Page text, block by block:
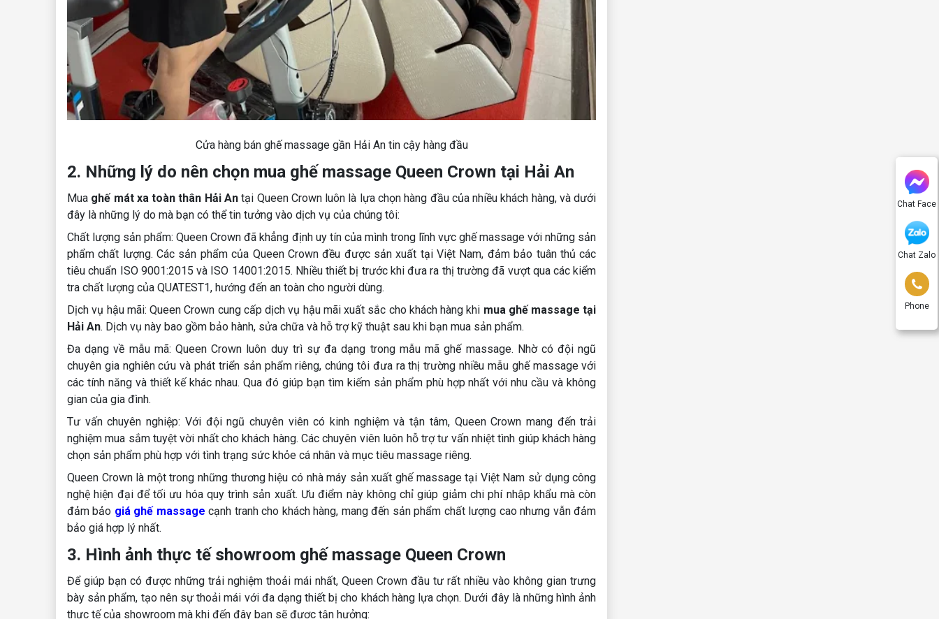
Chat Face
Chat Zalo
Phone
Cửa hàng bán ghế massage gần Hải An tin cậy hàng đầu
2. Những lý do nên chọn mua ghế massage Queen Crown tại Hải An
Mua ghế mát xa toàn thân Hải An tại Queen Crown luôn là lựa chọn hàng đầu của nhiều khách hàng, và dưới
đây là những lý do mà bạn có thể tin tưởng vào dịch vụ của chúng tôi:
Chất lượng sản phẩm: Queen Crown đã khẳng định uy tín của mình trong lĩnh vực ghế massage với những sản
phẩm chất lượng. Các sản phẩm của Queen Crown đều được sản xuất tại Việt Nam, đảm bảo tuân thủ các
tiêu chuẩn ISO 9001:2015 và ISO 14001:2015. Nhiều thiết bị trước khi đưa ra thị trường đã vượt qua các kiểm
tra chất lượng của QUATEST1, hướng đến an toàn cho người dùng.
Dịch vụ hậu mãi: Queen Crown cung cấp dịch vụ hậu mãi xuất sắc cho khách hàng khi mua ghế massage tại
Hải An. Dịch vụ này bao gồm bảo hành, sửa chữa và hỗ trợ kỹ thuật sau khi bạn mua sản phẩm.
Đa dạng về mẫu mã: Queen Crown luôn duy trì sự đa dạng trong mẫu mã ghế massage. Nhờ có đội ngũ
chuyên gia nghiên cứu và phát triển sản phẩm riêng, chúng tôi đưa ra thị trường nhiều mẫu ghế massage với
các tính năng và thiết kế khác nhau. Qua đó giúp bạn tìm kiếm sản phẩm phù hợp nhất với nhu cầu và không
gian của gia đình.
Tư vấn chuyên nghiệp: Với đội ngũ chuyên viên có kinh nghiệm và tận tâm, Queen Crown mang đến trải
nghiệm mua sắm tuyệt vời nhất cho khách hàng. Các chuyên viên luôn hỗ trợ tư vấn nhiệt tình giúp khách hàng
chọn sản phẩm phù hợp với tình trạng sức khỏe cá nhân và mục tiêu massage riêng.
Queen Crown là một trong những thương hiệu có nhà máy sản xuất ghế massage tại Việt Nam sử dụng công
nghệ hiện đại để tối ưu hóa quy trình sản xuất. Ưu điểm này không chỉ giúp giảm chi phí nhập khẩu mà còn
đảm bảo giá ghế massage cạnh tranh cho khách hàng, mang đến sản phẩm chất lượng cao nhưng vẫn đảm
bảo giá hợp lý nhất.
3. Hình ảnh thực tế showroom ghế massage Queen Crown
Để giúp bạn có được những trải nghiệm thoải mái nhất, Queen Crown đầu tư rất nhiều vào không gian trưng
bày sản phẩm, tạo nên sự thoải mái với đa dạng thiết bị cho khách hàng lựa chọn. Dưới đây là những hình ảnh
thực tế của showroom mà khi đến đây bạn sẽ được tận hưởng: